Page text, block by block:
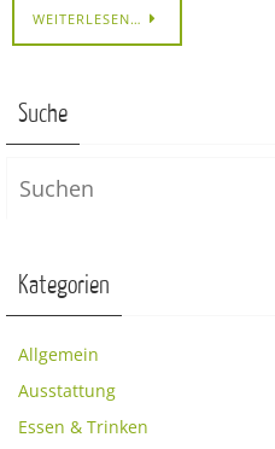
WEITERLESEN…
Suche
Kategorien
Allgemein
Ausstattung
Essen & Trinken